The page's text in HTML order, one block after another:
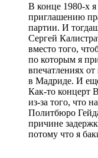
В конце 1980-х
приглашению
партии. И
Сергей
вместо того,
по которым я
впечатлениях
в Мадриде. И
Как-то концерт
из-за того, что
Политбюро
причине
потому что я